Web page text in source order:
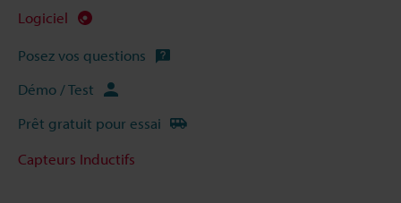
Logiciel
Posez vos questions
Démo / Test
Prêt gratuit pour essai
Capteurs Inductifs